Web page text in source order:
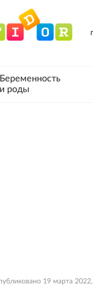
Беременность
и роды
19 марта